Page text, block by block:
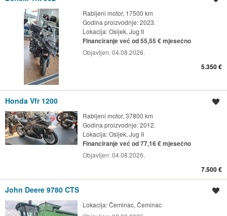
Rabljeni motor, 17500 km
Godina proizvodnje: 2023.
Lokacija:Osijek, Jug II
Financiranje već od 55,55 € mjesečno
Objavljen:04.08.2026.
5.350 €
Honda Vfr 1200
Rabljeni motor, 37800 km
Godina proizvodnje: 2012.
Lokacija:Osijek, Jug II
Financiranje već od 77,16 € mjesečno
Objavljen:04.08.2026.
7.500 €
John Deere 9780 CTS
Lokacija:Čeminac, Čeminac